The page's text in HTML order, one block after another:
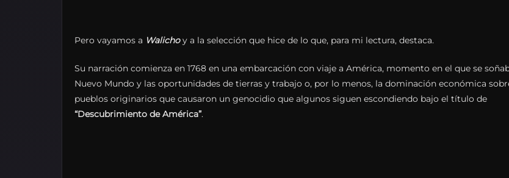
Pero vayamos a Walichoy a la selección que hice de lo que, para mi lectura, destaca.
Su narración comienza en 1768 en una embarcación con viaje a América, momento en el que se
Nuevo Mundo y las oportunidades de tierras y trabajo o, por lo menos, la dominación económica
pueblos originarios que causaron un genocidio que algunos siguen escondiendo bajo el título de
“Descubrimiento de América”.